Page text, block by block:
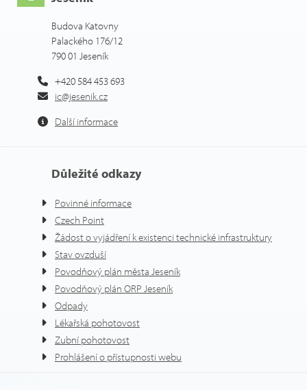
Budova Katovny
Palackého 176/12
790 01 Jeseník
+420 584 453 693
ic@jesenik.cz
Další informace
Důležité odkazy
Povinné informace
Czech Point
Žádost o vyjádření k existenci technické infrastruktury
Stav ovzduší
Povodňový plán města Jeseník
Povodňový plán ORP Jeseník
Odpady
Lékařská pohotovost
Zubní pohotovost
Prohlášení o přístupnosti webu